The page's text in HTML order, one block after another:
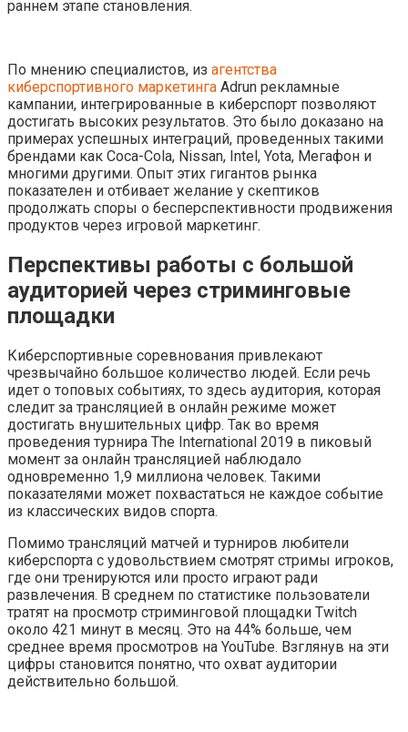
раннем этапе становления.
По мнению специалистов, из агентства
киберспортивного маркетинга Adrun рекламные
кампании, интегрированные в киберспорт позволяют
достигать высоких результатов. Это было доказано на
примерах успешных интеграций, проведенных такими
брендами как Coca-Cola, Nissan, Intel, Yota, Мегафон и
многими другими. Опыт этих гигантов рынка
показателен и отбивает желание у скептиков
продолжать споры о бесперспективности продвижения
продуктов через игровой маркетинг.
Перспективы работы с большой
аудиторией через стриминговые
площадки
Киберспортивные соревнования привлекают
чрезвычайно большое количество людей. Если речь
идет о топовых событиях, то здесь аудитория, которая
следит за трансляцией в онлайн режиме может
достигать внушительных цифр. Так во время
проведения турнира The International 2019 в пиковый
момент за онлайн трансляцией наблюдало
одновременно 1,9 миллиона человек. Такими
показателями может похвастаться не каждое событие
из классических видов спорта.
Помимо трансляций матчей и турниров любители
киберспорта с удовольствием смотрят стримы игроков,
где они тренируются или просто играют ради
развлечения. В среднем по статистике пользователи
тратят на просмотр стриминговой площадки Twitch
около 421 минут в месяц. Это на 44% больше, чем
среднее время просмотров на YouTube. Взглянув на эти
цифры становится понятно, что охват аудитории
действительно большой.